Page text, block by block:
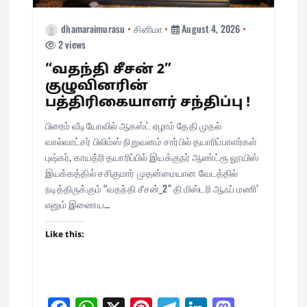
dhamaraimurasu சினிமா
August 4, 2026
2 views
“வதந்தி சீசன் 2”
குழுவினரின்
பத்திரிகையாளர் சந்திப்பு !
பிரைம் வீடியோவில் ஆகஸ்ட் ஏழாம் தேதி முதல்
வால்வாட்சர் பிலிம்ஸ் நிறுவனம் சார்பில் தயாரிப்பாளர்கள்
புஷ்கர், காயத்ரி தயாரிப்பில் இயக்குநர் ஆண்ட்ரூ லூயிஸ்
இயக்கத்தில் சசிகுமார் முதன்மையான வேடத்தில்
நடித்திருக்கும் “வதந்தி சீசன்_2” தி மிஸ்டரி ஆஃப் மணி’
எனும் இணைய…
Like this: